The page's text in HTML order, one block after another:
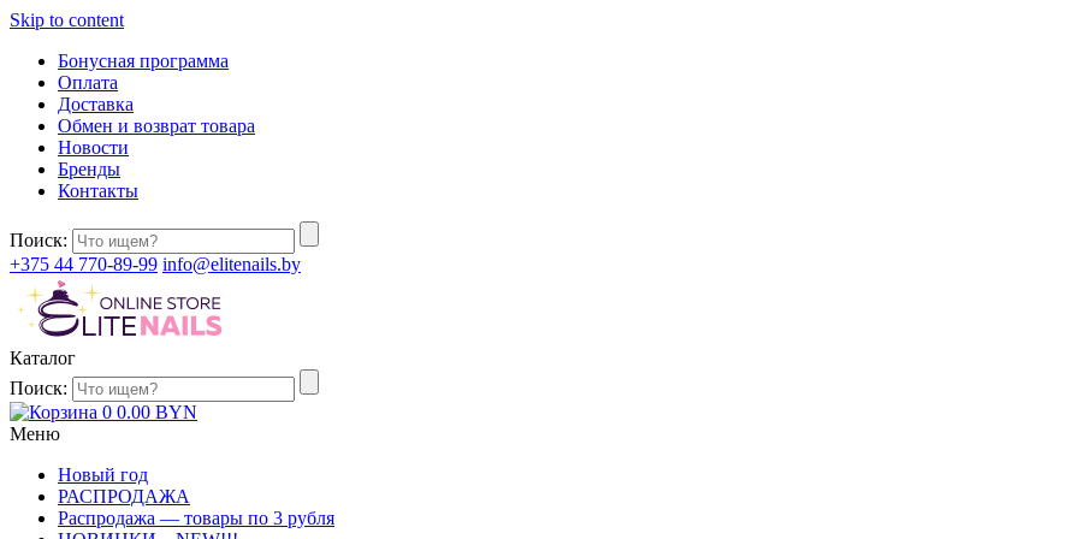
Skip to content
Бонусная программа
Оплата
Доставка
Обмен и возврат товара
Новости
Бренды
Контакты
Поиск:
+375 44 770-89-99 info@elitenails.by
Каталог
Поиск:
0 0.00 BYN
Меню
Новый год
РАСПРОДАЖА
Распродажа — товары по 3 рубля